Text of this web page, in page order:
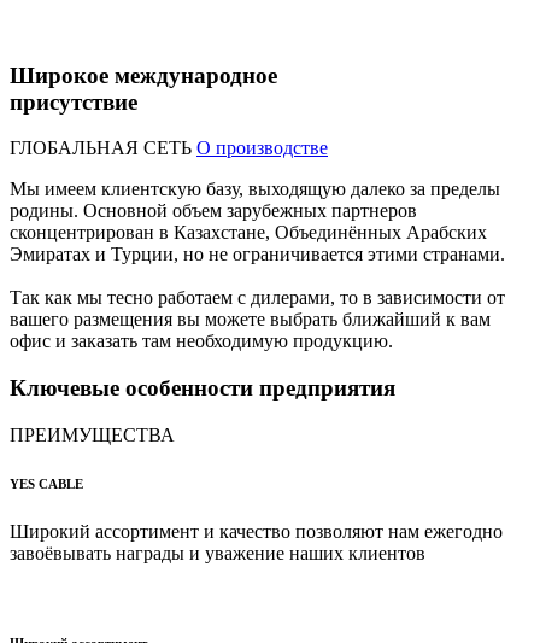
Широкое международное
присутствие
ГЛОБАЛЬНАЯ СЕТЬ О производстве
Мы имеем клиентскую базу, выходящую далеко за пределы
родины. Основной объем зарубежных партнеров
сконцентрирован в Казахстане, Объединённых Арабских
Эмиратах и Турции, но не ограничивается этими странами.
Так как мы тесно работаем с дилерами, то в зависимости от
вашего размещения вы можете выбрать ближайший к вам
офис и заказать там необходимую продукцию.
Ключевые особенности предприятия
ПРЕИМУЩЕСТВА
YES CABLE
Широкий ассортимент и качество позволяют нам ежегодно
завоёвывать награды и уважение наших клиентов